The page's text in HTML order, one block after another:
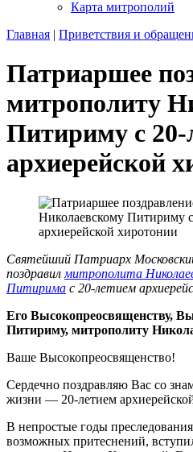
Карта митрополий
Главная | Приветствия и
Патриаршее
митрополиту
Питириму с 20-
архиерейской
Святейший Патриарх
поздравил митрополита
Питирима с 20-летием
Его Высокопреосвященству,
Питириму, митрополиту
Ваше Высокопреосвященство!
Сердечно поздравляю Вас со
жизни — 20-летием
В непростые годы
возможных притеснений,